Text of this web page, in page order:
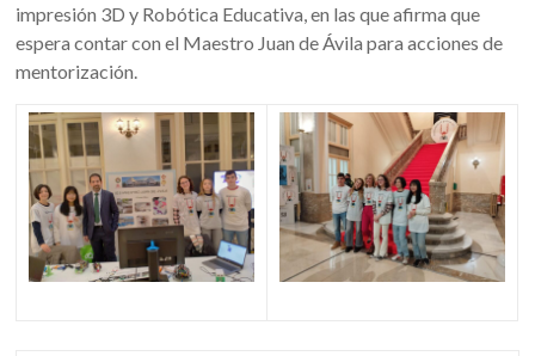
impresión 3D y Robótica Educativa, en las que afirma que
espera contar con el Maestro Juan de Ávila para acciones de
mentorización.